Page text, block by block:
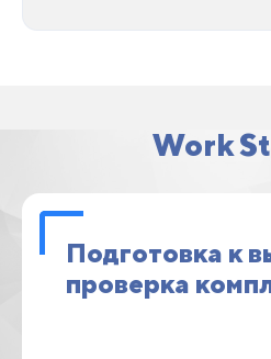
Work
Подготовка к
проверка